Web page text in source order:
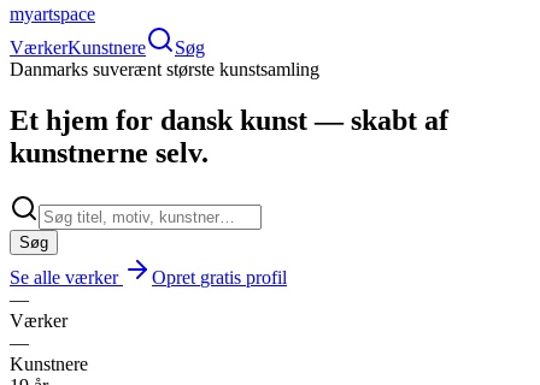
myartspace
VærkerKunstnere
Søg
Danmarks suverænt største kunstsamling
Et hjem for dansk kunst— skabt af
kunstnerne selv.
Søg
Se alle værker Opret gratis profil
—
Værker
—
Kunstnere